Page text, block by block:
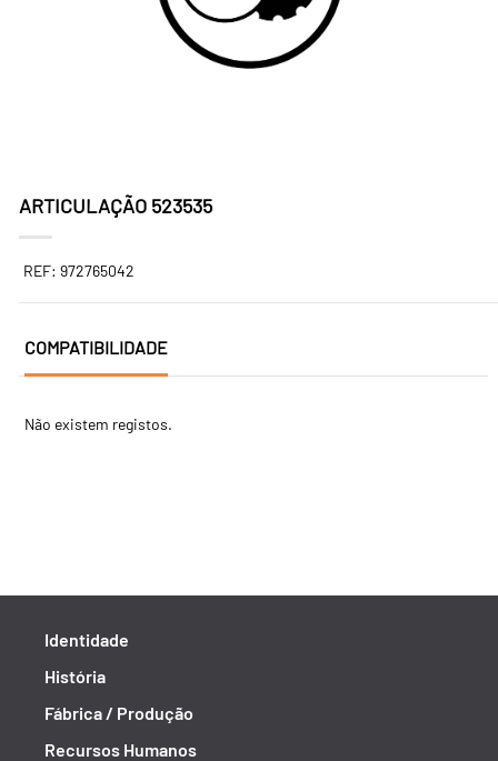
ARTICULAÇÃO 523535
REF: 972765042
COMPATIBILIDADE
Não existem registos.
Identidade
História
Fábrica / Produção
Recursos Humanos